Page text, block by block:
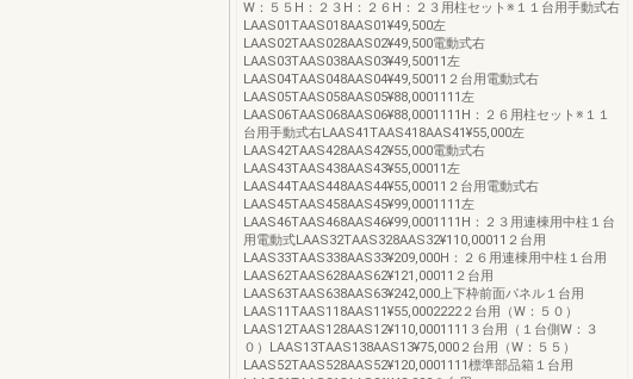
W：５５H：２３H：２６H：２３用柱セット※１１台用手動式右
LAAS01TAAS018AAS01¥49,500左
LAAS02TAAS028AAS02¥49,500電動式右
LAAS03TAAS038AAS03¥49,50011左
LAAS04TAAS048AAS04¥49,50011２台用電動式右
LAAS05TAAS058AAS05¥88,0001111左
LAAS06TAAS068AAS06¥88,0001111H：２６用柱セット※１１
台用手動式右LAAS41TAAS418AAS41¥55,000左
LAAS42TAAS428AAS42¥55,000電動式右
LAAS43TAAS438AAS43¥55,00011左
LAAS44TAAS448AAS44¥55,00011２台用電動式右
LAAS45TAAS458AAS45¥99,0001111左
LAAS46TAAS468AAS46¥99,0001111H：２３用連棟用中柱１台
用電動式LAAS32TAAS328AAS32¥110,00011２台用
LAAS33TAAS338AAS33¥209,000H：２６用連棟用中柱１台用
LAAS62TAAS628AAS62¥121,00011２台用
LAAS63TAAS638AAS63¥242,000上下枠前面パネル１台用
LAAS11TAAS118AAS11¥55,0002222２台用（W：５０）
LAAS12TAAS128AAS12¥110,0001111３台用（１台側W：３
０）LAAS13TAAS138AAS13¥75,000２台用（W：５５）
LAAS52TAAS528AAS52¥120,0001111標準部品箱１台用